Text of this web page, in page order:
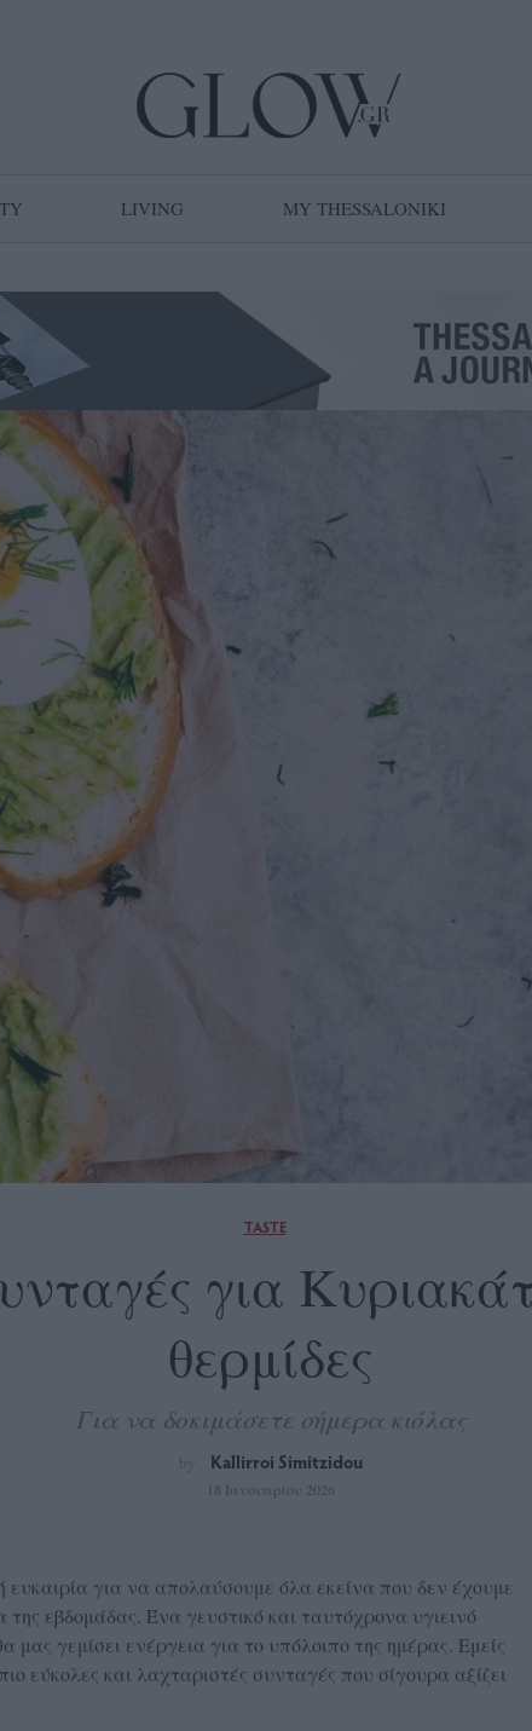
LIVING MY THESSALONIKI
TASTE
για
θερμίδες
Για να δοκιμάσετε σήμερα κιόλας
by Kallirroi Simitzidou
18 Ιανουαρίου 2026
ευκαιρία για να απολαύσουμε όλα εκείνα που δεν έχουμε
εβδομάδας. Ένα γευστικό και ταυτόχρονα υγιεινό
μας γεμίσει ενέργεια για το υπόλοιπο της ημέρας. Εμείς
εύκολες και λαχταριστές συνταγές που σίγουρα αξίζει